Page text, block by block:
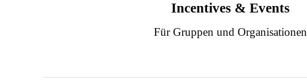
Incentives & Events
Für Gruppen und Organisationen